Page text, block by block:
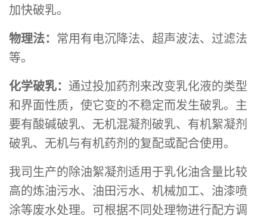
加快破乳。
物理法： 常用有电沉降法、超声波法、过滤法
等。
化学破乳： 通过投加药剂来改变乳化液的类型
和界面性质，使它变的不稳定而发生破乳。主
要有酸碱破乳、无机混凝剂破乳、有机絮凝剂
破乳、无机与有机药剂的复配或配合使用。
我司生产的除油絮凝剂适用于乳化油含量比较
高的炼油污水、油田污水、机械加工、油漆喷
涂等废水处理。可根据不同处理物进行配方调